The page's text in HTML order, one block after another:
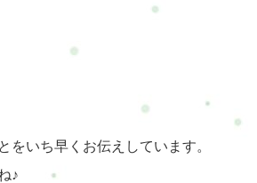
をいち早くお伝えしています。
♪